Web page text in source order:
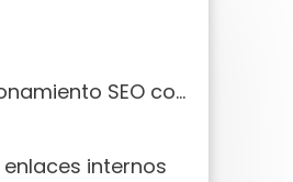
Estrategias para mejorar el posicionamiento SEO con enlaces internos
internos